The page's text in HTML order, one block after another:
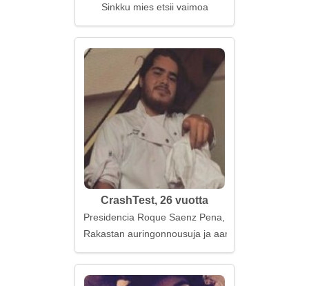
Sinkku mies etsii vaimoa
CrashTest, 26 vuotta
Presidencia Roque Saenz Pena, Argentiina
Rakastan auringonnousuja ja aamukävelyjä